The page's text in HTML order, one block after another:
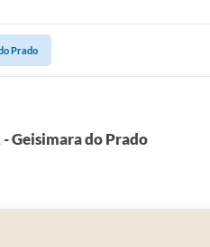
Prado
- Geisimara do Prado